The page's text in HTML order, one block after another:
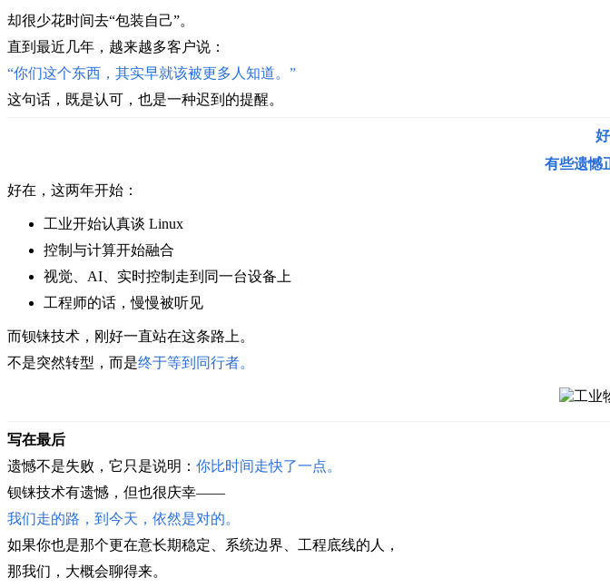
却很少花时间去“包装自己”。
直到最近几年， 越来越多客户说：
“你们这个东西，其实早就该被更多人知道。”
这句话， 既是认可， 也是一种迟到的提醒。
有些遗憾
好在，这两年开始：
工业开始认真谈 Linux
控制与计算开始融合
视觉、AI、实时控制走到同一台设备上
工程师的话，慢慢被听见
而钡铼技术， 刚好一直站在这条路上。
不是突然转型， 而是终于等到同行者。
写在最后
遗憾不是失败， 它只是说明： 你比时间走快了一点。
钡铼技术有遗憾， 但也很庆幸——
我们走的路， 到今天，依然是对的。
如果你也是那个更在意长期稳定、系统边界、工程底线的人，
那我们，大概会聊得来。